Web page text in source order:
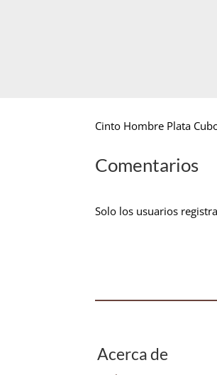
Cinto Hombre Plata
Comentarios
Solo los usuarios
Acerca de